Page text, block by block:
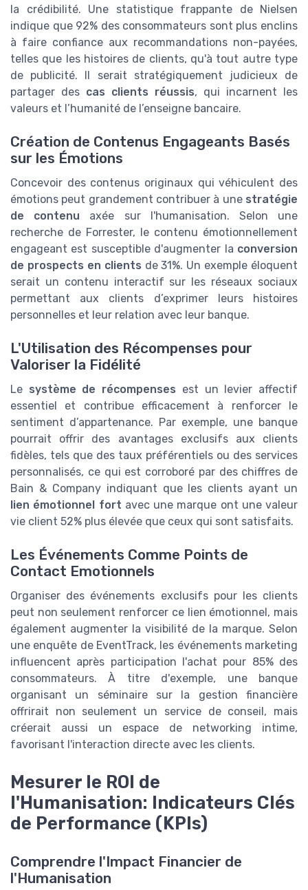
la crédibilité. Une statistique frappante de Nielsen
indique que 92% des consommateurs sont plus enclins
à faire confiance aux recommandations non-payées,
telles que les histoires de clients, qu'à tout autre type
de publicité. Il serait stratégiquement judicieux de
partager des cas clients réussis, qui incarnent les
valeurs et l’humanité de l’enseigne bancaire.
Création de Contenus Engageants Basés
sur les Émotions
Concevoir des contenus originaux qui véhiculent des
émotions peut grandement contribuer à une stratégie
de contenu axée sur l'humanisation. Selon une
recherche de Forrester, le contenu émotionnellement
engageant est susceptible d'augmenter la conversion
de prospects en clients de 31%. Un exemple éloquent
serait un contenu interactif sur les réseaux sociaux
permettant aux clients d’exprimer leurs histoires
personnelles et leur relation avec leur banque.
L'Utilisation des Récompenses pour
Valoriser la Fidélité
Le système de récompenses est un levier affectif
essentiel et contribue efficacement à renforcer le
sentiment d’appartenance. Par exemple, une banque
pourrait offrir des avantages exclusifs aux clients
fidèles, tels que des taux préférentiels ou des services
personnalisés, ce qui est corroboré par des chiffres de
Bain & Company indiquant que les clients ayant un
lien émotionnel fort avec une marque ont une valeur
vie client 52% plus élevée que ceux qui sont satisfaits.
Les Événements Comme Points de
Contact Emotionnels
Organiser des événements exclusifs pour les clients
peut non seulement renforcer ce lien émotionnel, mais
également augmenter la visibilité de la marque. Selon
une enquête de EventTrack, les événements marketing
influencent après participation l'achat pour 85% des
consommateurs. À titre d'exemple, une banque
organisant un séminaire sur la gestion financière
offrirait non seulement un service de conseil, mais
créerait aussi un espace de networking intime,
favorisant l'interaction directe avec les clients.
Mesurer le ROI de
l'Humanisation: Indicateurs Clés
de Performance (KPIs)
Comprendre l'Impact Financier de
l'Humanisation